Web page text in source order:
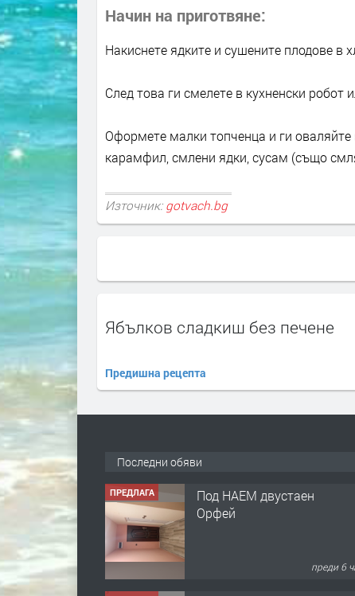
Начин на приготвяне
Накиснете ядките и сушените плодове в
След това ги смелете в кухненски робот
Оформете малки топченца и ги
карамфил, смлени ядки, сусам (също
Източник: gotvach.bg
Ябълков сладкиш без печене
Предишна рецепта
Последни обяви
ПРЕДЛАГА
Под НАЕМ двустаен
Орфей
преди 6